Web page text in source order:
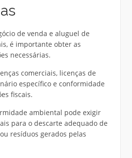
de venda e aluguel de
é importante obter as
necessárias.
comerciais, licenças de
específico e conformidade
fiscais.
ambiental pode exigir
para o descarte adequado de
resíduos gerados pelas